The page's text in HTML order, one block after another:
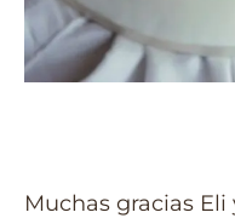
Muchas gracias